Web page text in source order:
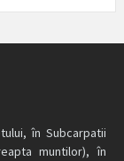
în Subcarpatii
muntilor), în